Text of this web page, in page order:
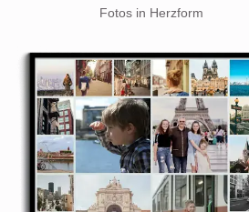
Fotos in Herzform